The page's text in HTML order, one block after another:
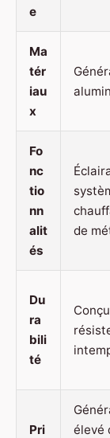
e
Ma
tér
iau
x
Fo
nc
tio
nn
alit
és
de
Du
ra
bili
té
Pri
élevé